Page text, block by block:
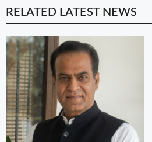
RELATED LATEST NEWS